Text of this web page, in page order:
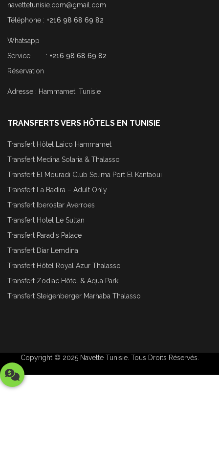
navettetunisie.com@gmail.com
Téléphone : +216 98 68 69 82
Whatsapp
Service : +216 98 68 69 82
Réservation
Adresse : Hammamet, Tunisie
TRANSFERTS VERS HÔTELS EN TUNISIE
Transfert Hôtel Laico Hammamet
Transfert Medina Solaria & Thalasso
Transfert El Mouradi Club Selima Port El Kantaoui
Transfert La Badira – Adult Only
Transfert Iberostar Averroes
Transfert Hotel Le Sultan
Transfert Paradis Palace
Transfert Diar Lemdina
Transfert Hôtel Royal Azur Thalasso
Transfert Zodiac Hôtel & Aqua Park
Transfert Steigenberger Marhaba Thalasso
Copyright © 2025 Navette Tunisie. Tous Droits Réservés.